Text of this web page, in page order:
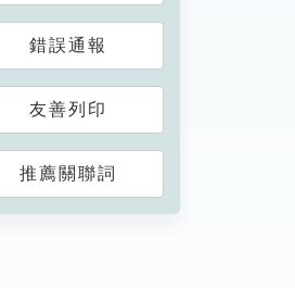
錯誤通報
友善列印
推薦關聯詞